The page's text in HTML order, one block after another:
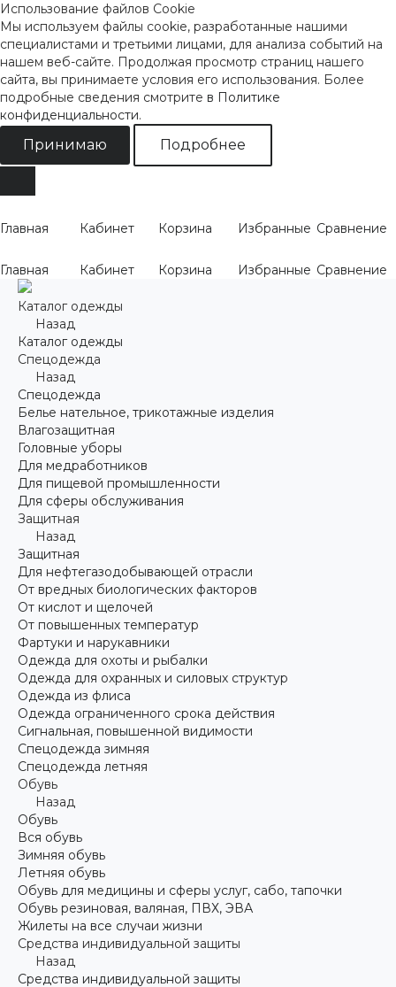
Использование файлов Cookie
Мы используем файлы cookie, разработанные нашими
специалистами и третьими лицами, для анализа событий на
нашем веб-сайте. Продолжая просмотр страниц нашего
сайта, вы принимаете условия его использования. Более
подробные сведения смотрите в Политике
конфиденциальности.
Принимаю Подробнее
Главная Кабинет Корзина Избранные Сравнение
Главная Кабинет Корзина Избранные Сравнение
Каталог одежды
Назад
Каталог одежды
Спецодежда
Назад
Спецодежда
Белье нательное, трикотажные изделия
Влагозащитная
Головные уборы
Для медработников
Для пищевой промышленности
Для сферы обслуживания
Защитная
Назад
Защитная
Для нефтегазодобывающей отрасли
От вредных биологических факторов
От кислот и щелочей
От повышенных температур
Фартуки и нарукавники
Одежда для охоты и рыбалки
Одежда для охранных и силовых структур
Одежда из флиса
Одежда ограниченного срока действия
Сигнальная, повышенной видимости
Спецодежда зимняя
Спецодежда летняя
Обувь
Назад
Обувь
Вся обувь
Зимняя обувь
Летняя обувь
Обувь для медицины и сферы услуг, сабо, тапочки
Обувь резиновая, валяная, ПВХ, ЭВА
Жилеты на все случаи жизни
Средства индивидуальной защиты
Назад
Средства индивидуальной защиты